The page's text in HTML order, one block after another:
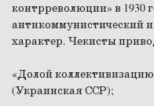
контрреволюции» в 1930
антикоммунистический
характер. Чекисты
«Долой
(Украинская ССР);